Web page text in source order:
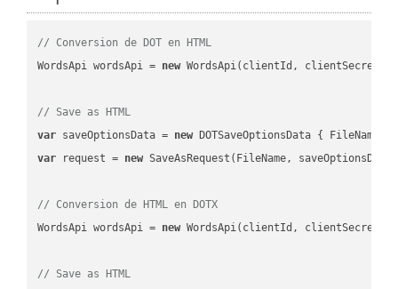
// Conversion de DOT en HTML
WordsApi wordsApi = new WordsApi(clientId, clientSecret);
// Save as HTML
var saveOptionsData = new DOTSaveOptionsData { FileName =
var request = new SaveAsRequest(FileName,
// Conversion de HTML en DOTX
WordsApi wordsApi = new WordsApi(clientId, clientSecret);
// Save as HTML